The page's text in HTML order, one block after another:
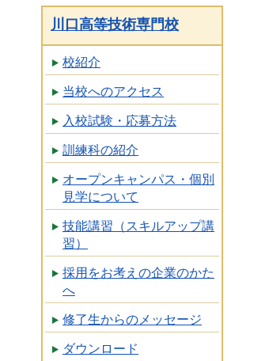
川口高等技術専門校
校紹介
当校へのアクセス
入校試験・応募方法
訓練科の紹介
オープンキャンパス・個別
見学について
技能講習（スキルアップ講
習）
採用をお考えの企業のかた
へ
修了生からのメッセージ
ダウンロード